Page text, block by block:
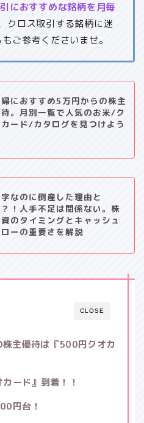
におすすめな銘柄を月毎
クロス取引する銘柄に迷
ご参考くださいませ。
におすすめ5万円からの株主
。月別一覧で人気のお米/ク
ード/カタログを見つけよう
なのに倒産した理由と
！人手不足は関係ない。株
のタイミングとキャッシュ
ーの重要さを解説
CLOSE
主優待は『500円クオカ
ード』到着！！
円台！